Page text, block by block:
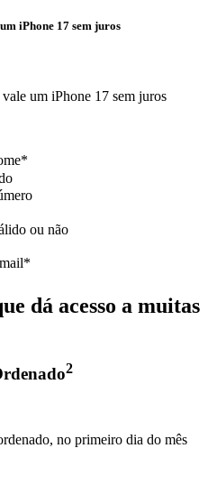
iPhone 17 sem juros
um iPhone 17 sem juros
dá acesso a muitas
2
no primeiro dia do mês